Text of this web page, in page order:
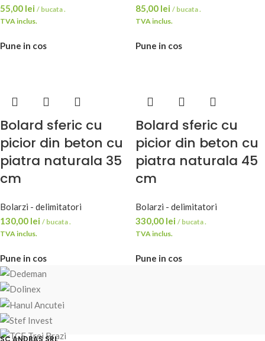
55,00 lei / bucata .
TVA inclus.
Pune in cos
85,00 lei / bucata .
TVA inclus.
Pune in cos
Bolard sferic cu
picior din beton cu
piatra naturala 35
cm
Bolarzi - delimitatori
130,00 lei / bucata .
TVA inclus.
Pune in cos
Bolard sferic cu
picior din beton cu
piatra naturala 45
cm
Bolarzi - delimitatori
330,00 lei / bucata .
TVA inclus.
Pune in cos